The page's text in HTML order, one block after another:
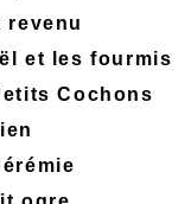
revenu
et les fourmis
Cochons